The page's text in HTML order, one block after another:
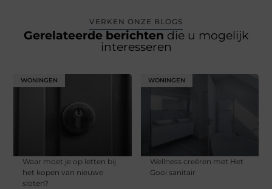
VERKEN ONZE BLOGS
Gerelateerde berichten die u mogelijk
interesseren
WONINGEN
Waar moet je op letten bij
het kopen van nieuwe
sloten?
WONINGEN
Wellness creëren met Het
Gooi sanitair